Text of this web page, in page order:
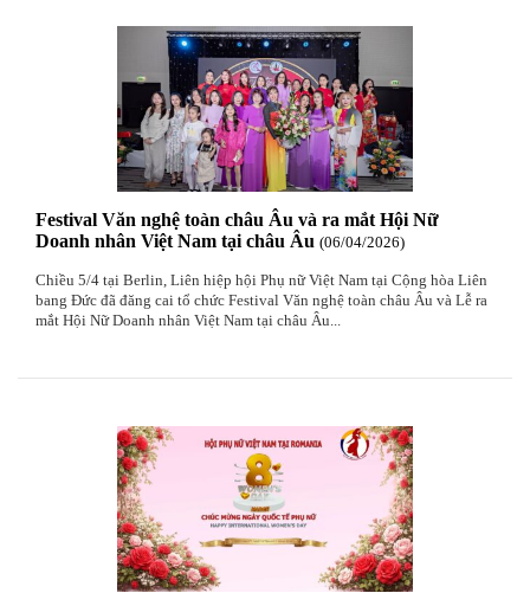
Festival Văn nghệ toàn châu Âu và ra mắt Hội Nữ
Doanh nhân Việt Nam tại châu Âu 06/04/2026
Chiều 5/4 tại Berlin, Liên hiệp hội Phụ nữ Việt Nam tại Cộng hòa Liên
bang Đức đã đăng cai tổ chức Festival Văn nghệ toàn châu Âu và Lễ ra
mắt Hội Nữ Doanh nhân Việt Nam tại châu Âu...